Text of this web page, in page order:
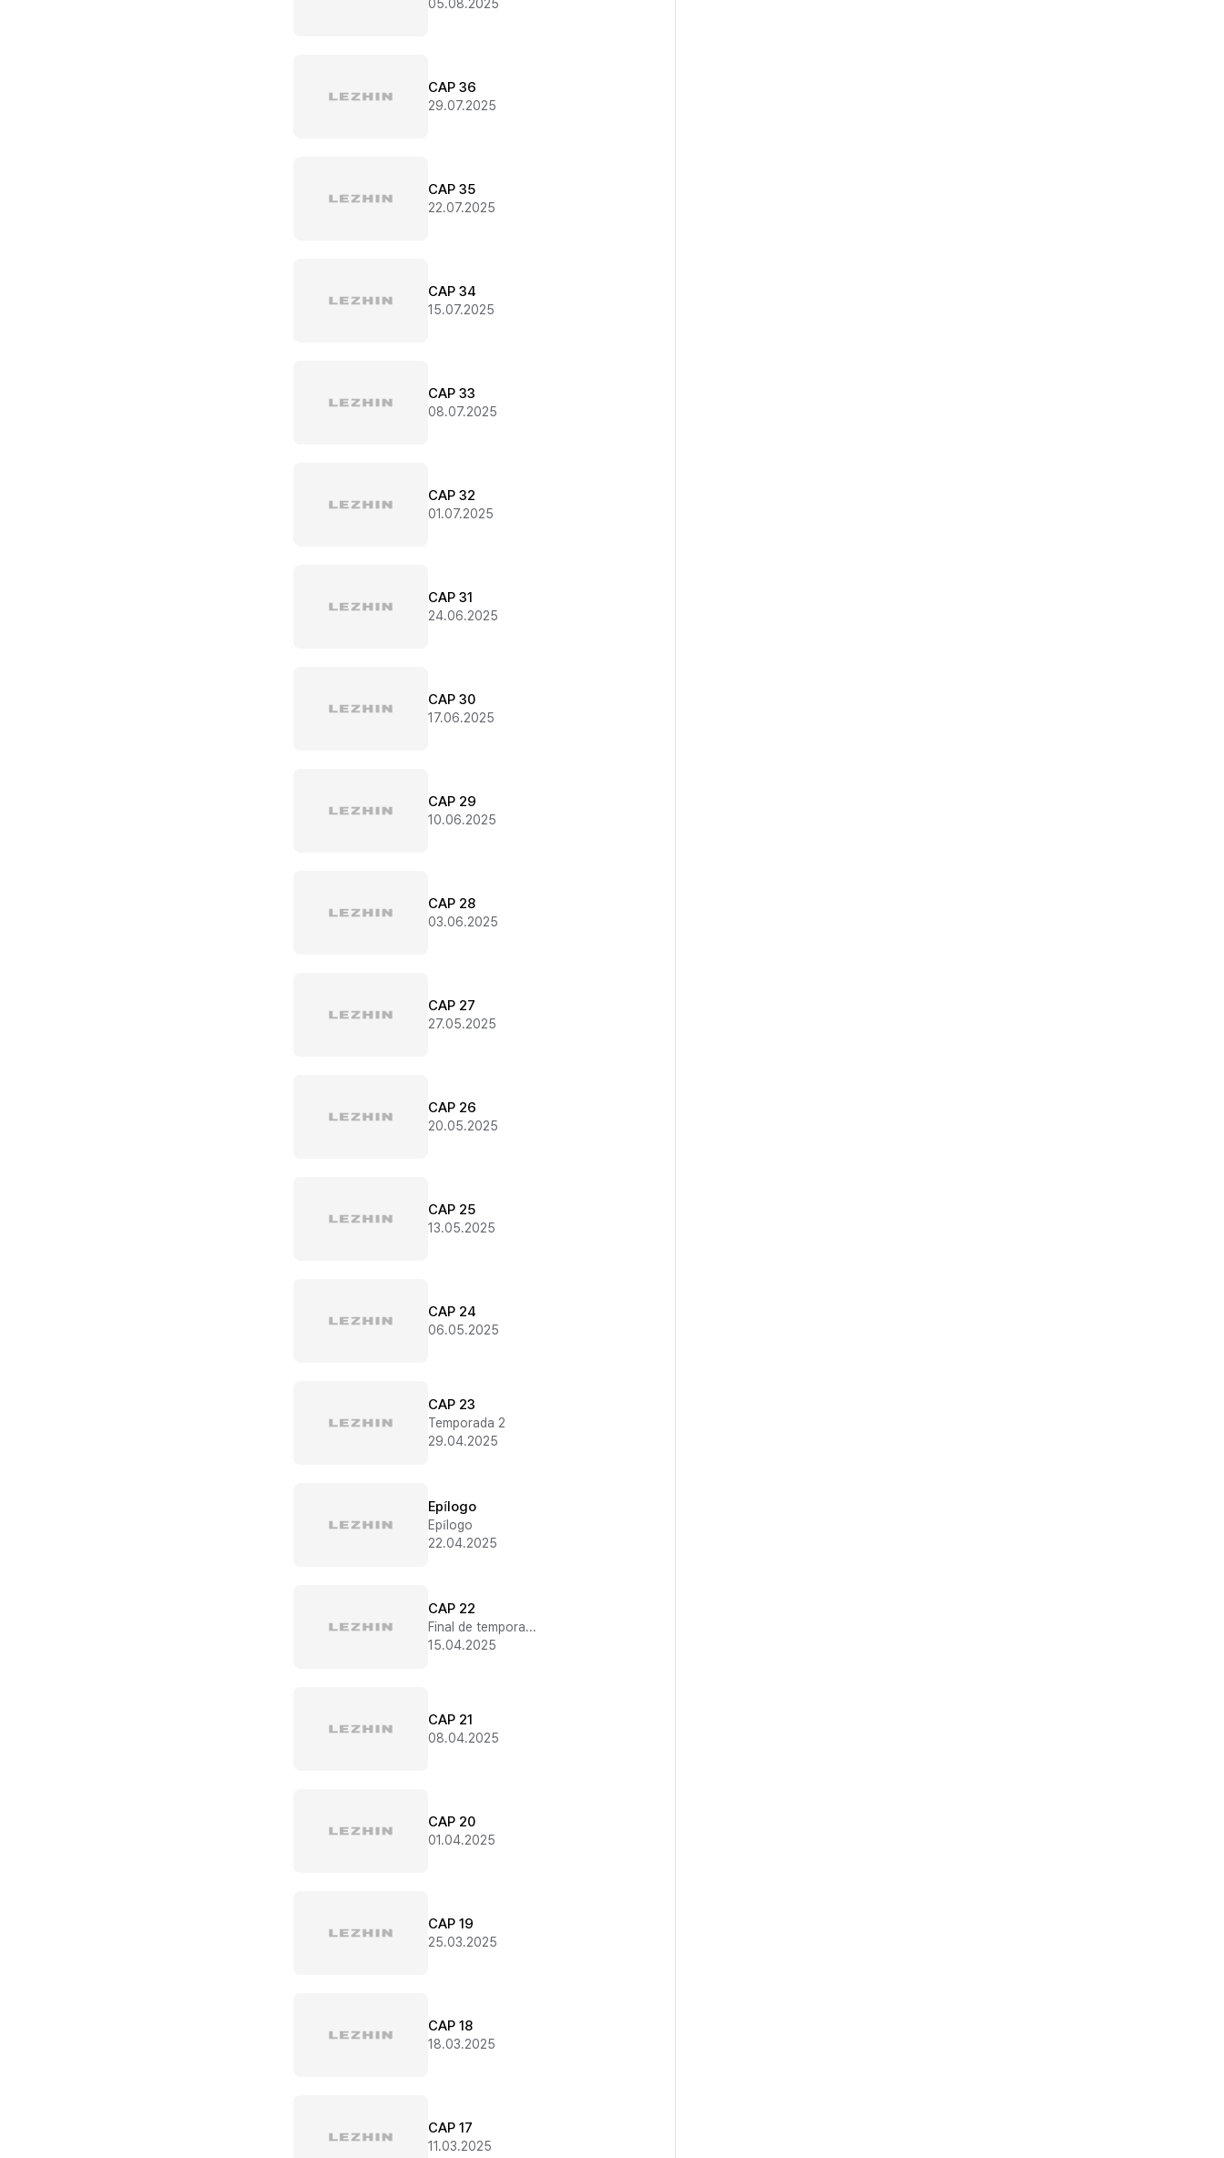
05.08.2025
CAP 36
29.07.2025
CAP 35
22.07.2025
CAP 34
15.07.2025
CAP 33
08.07.2025
CAP 32
01.07.2025
CAP 31
24.06.2025
CAP 30
17.06.2025
CAP 29
10.06.2025
CAP 28
03.06.2025
CAP 27
27.05.2025
CAP 26
20.05.2025
CAP 25
13.05.2025
CAP 24
06.05.2025
CAP 23
Temporada 2
29.04.2025
Epílogo
Epílogo
22.04.2025
CAP 22
Final de temporada 1
15.04.2025
CAP 21
08.04.2025
CAP 20
01.04.2025
CAP 19
25.03.2025
CAP 18
18.03.2025
CAP 17
11.03.2025